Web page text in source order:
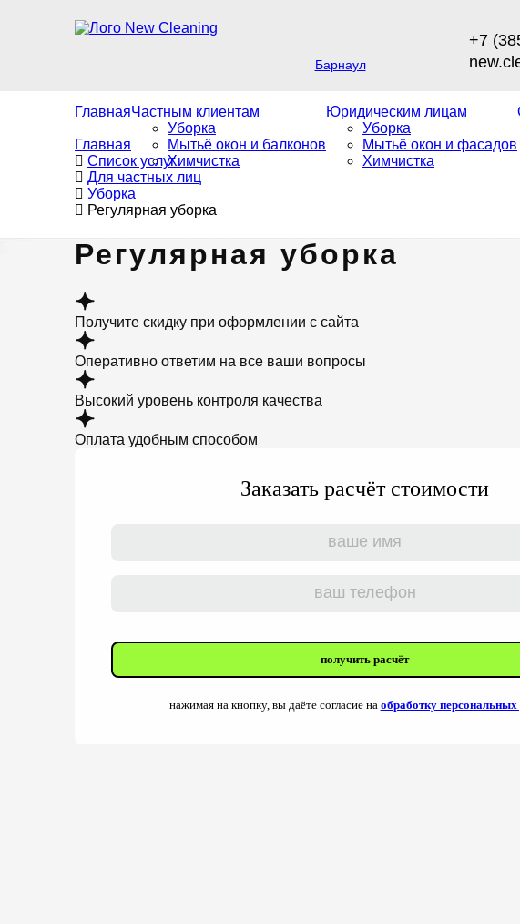
Барнаул
+7
ГлавнаяЧастным клиентам
Уборка
Мытьё окон и балконов
Химчистка
Юридическим лицам
Уборка
Мытьё окон и фасадов
Химчистка
Главная
Список услуг
Для частных лиц
Уборка
Регулярная уборка
Регулярная уборка
Получите скидку при оформлении с сайта
Оперативно ответим на все ваши вопросы
Высокий уровень контроля качества
Оплата удобным способом
Заказать расчёт стоимости
получить расчёт
нажимая на кнопку, вы даёте согласие на обработку